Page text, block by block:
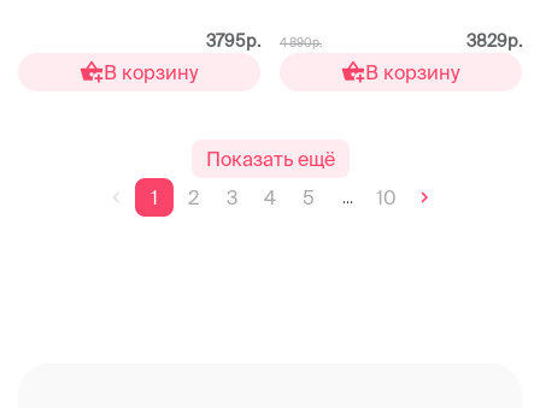
3795р.
В корзину
4 890р. 3829р.
В корзину
Показать ещё
1
2 3 4 5 ... 10